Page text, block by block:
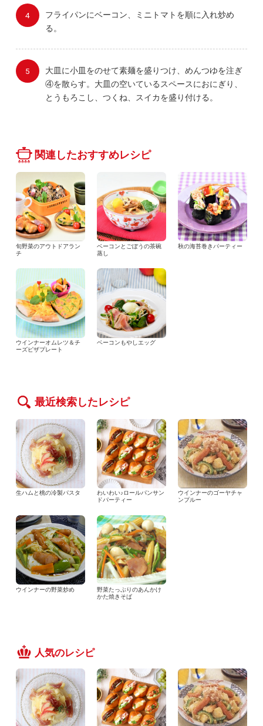
フライパンにベーコン、ミニトマトを順に入れ炒め
る。
大皿に小皿をのせて素麺を盛りつけ、めんつゆを注ぎ
④を散らす。大皿の空いているスペースにおにぎり、
とうもろこし、つくね、スイカを盛り付ける。
関連したおすすめレシピ
旬野菜のアウトドアラン
チ
ベーコンとごぼうの茶碗
蒸し
秋の海苔巻きパーティー
ウインナーオムレツ＆チ
ーズピザプレート
ベーコンもやしエッグ
最近検索したレシピ
生ハムと桃の冷製パスタ
わいわい♪ロールパンサン
ドパーティー
ウインナーのゴーヤチャ
ンプルー
ウインナーの野菜炒め
野菜たっぷりのあんかけ
かた焼きそば
人気のレシピ